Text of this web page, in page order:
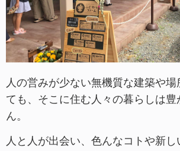
人の営みが少ない無機質な建築や場
ても、そこに住む人々の暮らしは豊
ん。
人と人が出会い、色んなコトや新し